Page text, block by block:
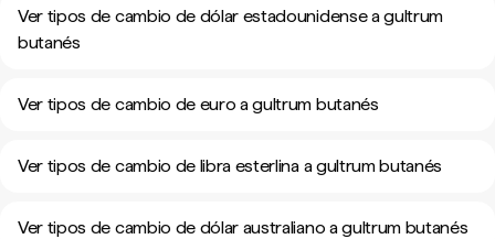
Ver tipos de cambio de dólar estadounidense a gultrum
butanés
Ver tipos de cambio de euro a gultrum butanés
Ver tipos de cambio de libra esterlina a gultrum butanés
Ver tipos de cambio de dólar australiano a gultrum butanés